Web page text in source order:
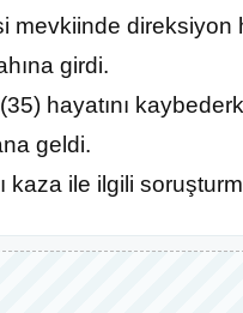
mevkiinde
girdi.
hayatını
geldi.
kaza ile ilgili